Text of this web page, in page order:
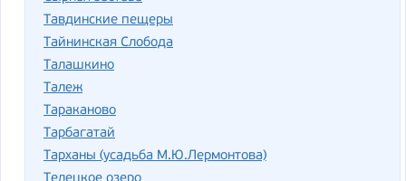
Тавдинские пещеры
Тайнинская Слобода
Талашкино
Талеж
Тараканово
Тарбагатай
Тарханы (усадьба М.Ю.Лермонтова)